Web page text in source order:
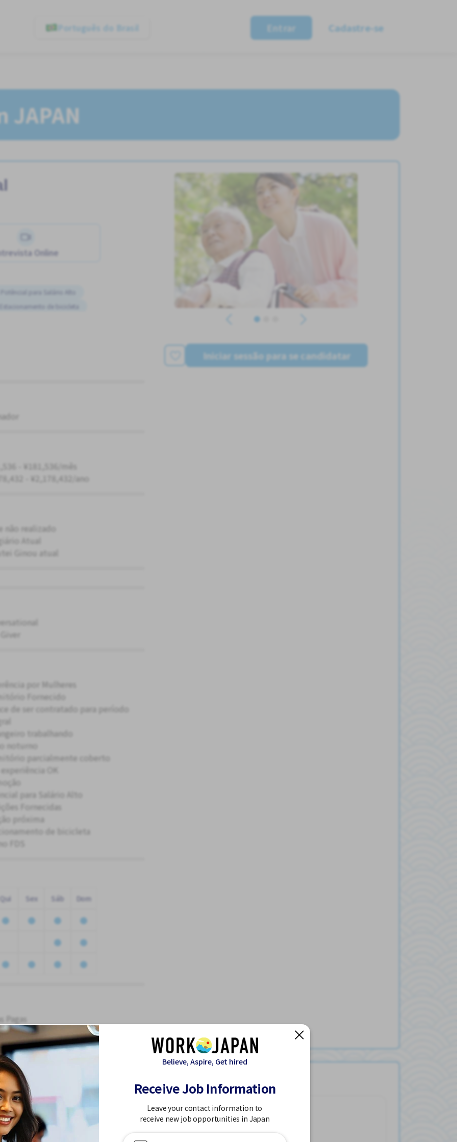
Português do Brasil Entrar Cadastre-se
JAPAN
Online
Potêncial para Salário Alto
Estacionamento de bicicleta
coberto
- ¥181,536/mês
- ¥2,178,432/ano
não realizado
Atual
Ginou atual
por Mulheres
Fornecido
de ser contratado para período
trabalhando
noturno
parcialmente coberto
experiência OK
para Salário Alto
Fornecidas
próxima
de bicicleta
FDS
Qui Sex Sáb Dom
Pagas
Iniciar sessão para se candidatar
Believe, Aspire, Get hired
Receive Job Information
Leave your contact information to
receive new job opportunities in Japan